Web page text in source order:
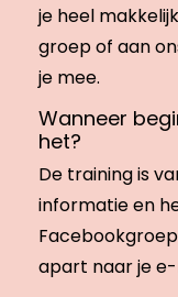
je heel
groep of aan
je mee.
Wanneer
het?
De training is
informatie en
apart naar je